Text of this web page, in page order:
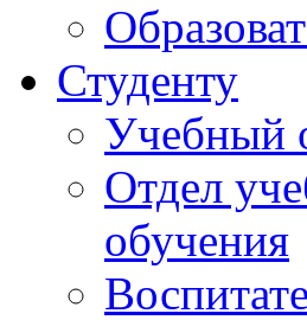
Студенту
Учебный
Отдел
обучения